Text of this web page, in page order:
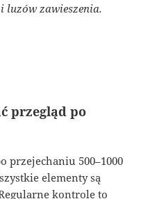
luzów zawieszenia.
przegląd po
przejechaniu 500–1000
elementy są
kontrole to